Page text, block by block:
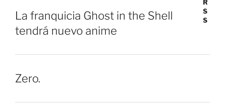
La franquicia Ghost in the Shell
tendrá nuevo anime
Zero.